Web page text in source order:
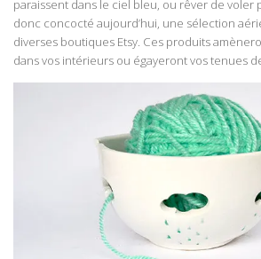
paraissent dans le ciel bleu, ou rêver de voler
donc concocté aujourd’hui, une sélection
diverses boutiques Etsy. Ces produits
dans vos intérieurs ou égayeront vos tenues